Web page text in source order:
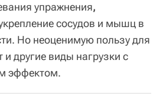
упражнения,
сосудов и мышц в
Но неоценимую пользу для
и другие виды нагрузки с
эффектом.